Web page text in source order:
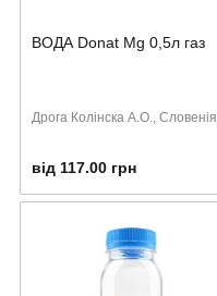
ВОДА Donat Mg 0,5л газ
Дрога Колінска А.О., Словенія
від 117.00 грн